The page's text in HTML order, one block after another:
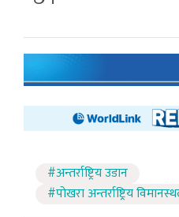
#अन्तर्राष्ट्रिय उडान
#पोखरा अन्तर्राष्ट्रिय